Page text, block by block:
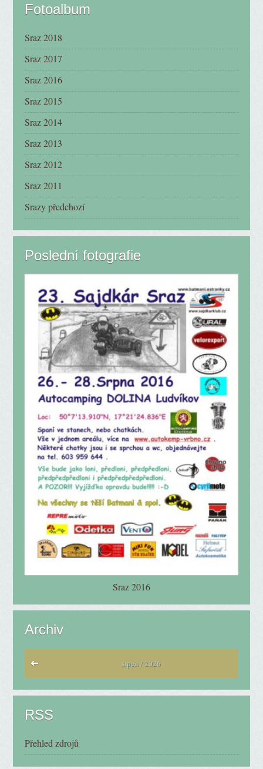
Fotoalbum
Sraz 2018
Sraz 2017
Sraz 2016
Sraz 2015
Sraz 2014
Sraz 2013
Sraz 2012
Sraz 2011
Srazy předchozí
Poslední fotografie
Sraz 2016
Archiv
srpen / 2026
RSS
Přehled zdrojů